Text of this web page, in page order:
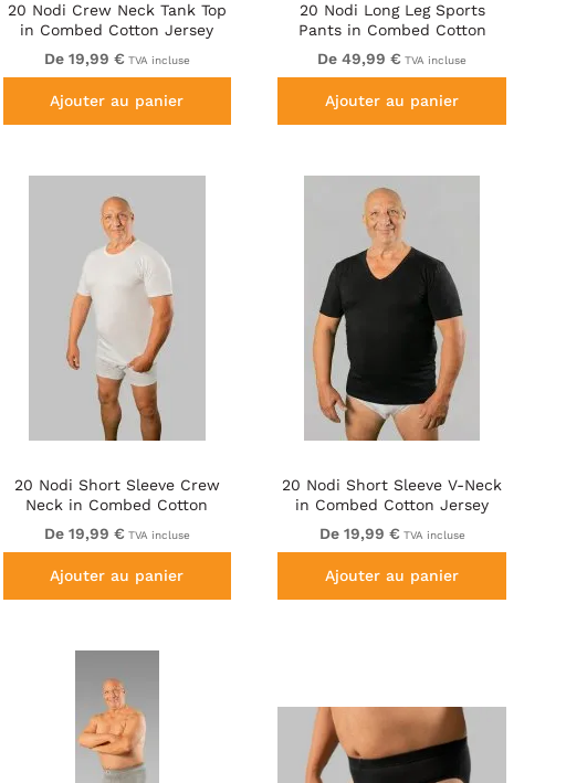
20 Nodi Crew Neck Tank Top
in Combed Cotton Jersey
White
De 19,99 € TVA incluse
Ajouter au panier
20 Nodi Long Leg Sports
Pants in Combed Cotton
Jersey Black
De 49,99 € TVA incluse
Ajouter au panier
20 Nodi Short Sleeve Crew
Neck in Combed Cotton
Jersey White
De 19,99 € TVA incluse
Ajouter au panier
20 Nodi Short Sleeve V-Neck
in Combed Cotton Jersey
Black
De 19,99 € TVA incluse
Ajouter au panier